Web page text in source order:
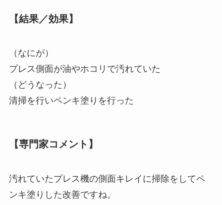
【結果／効果】
（なにが）
プレス側面が油やホコリで汚れていた
（どうなった）
清掃を行いペンキ塗りを行った
【専門家コメント】
汚れていたプレス機の側面キレイに掃除をしてペ
ンキ塗りした改善ですね。